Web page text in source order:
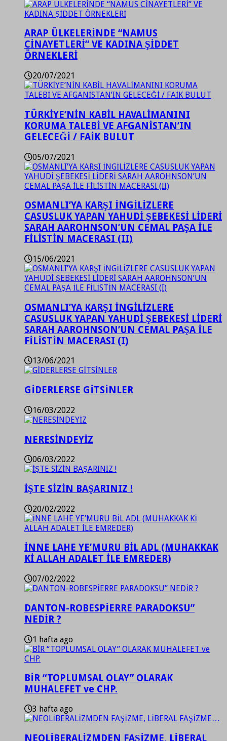
ARAP ÜLKELERİNDE “NAMUS
CİNAYETLERİ” VE KADINA ŞİDDET
ÖRNEKLERİ
20/07/2021
TÜRKİYE’NİN KABİL HAVALİMANINI
KORUMA TALEBİ VE AFGANİSTAN’IN
GELECEĞİ / FAİK BULUT
05/07/2021
OSMANLI’YA KARŞI İNGİLİZLERE
CASUSLUK YAPAN YAHUDİ ŞEBEKESİ LİDERİ
SARAH AAROHNSON’UN CEMAL PAŞA İLE
FİLİSTİN MACERASI (II)
15/06/2021
OSMANLI’YA KARŞI İNGİLİZLERE
CASUSLUK YAPAN YAHUDİ ŞEBEKESİ LİDERİ
SARAH AAROHNSON’UN CEMAL PAŞA İLE
FİLİSTİN MACERASI (I)
13/06/2021
GİDERLERSE GİTSİNLER
16/03/2022
NERESİNDEYİZ
06/03/2022
İŞTE SİZİN BAŞARINIZ !
20/02/2022
İNNE LAHE YE’MURU BİL ADL (MUHAKKAK
Kİ ALLAH ADALET İLE EMREDER)
07/02/2022
DANTON-ROBESPİERRE PARADOKSU”
NEDİR ?
1 hafta ago
BİR “TOPLUMSAL OLAY” OLARAK
MUHALEFET ve CHP.
3 hafta ago
NEOLİBERALİZMDEN FAŞİZME, LİBERAL